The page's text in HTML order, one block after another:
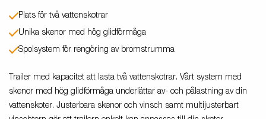
Produktguide Fordonstransport
Produktguide Proffs
Produktguide Vattensport
Vår garantipolicy
Reservdelssök
Fogelsta 1205 Limited Edition
Plats för två vattenskotrar
Unika skenor med hög glidförmåga
Spolsystem för rengöring av bromstrumma
Trailer med kapacitet att lasta två vattenskotrar. Vårt system med
skenor med hög glidförmåga underlättar av- och pålastning av din
vattenskoter. Justerbara skenor och vinsch samt multijusterbart